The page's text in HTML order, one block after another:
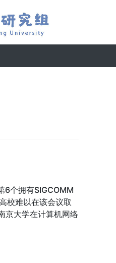
6个拥有SIGCOMM
校难以在该会议取
京大学在计算机网络